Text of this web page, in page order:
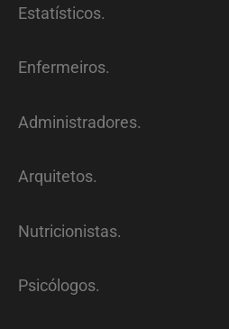
Estatísticos.
Enfermeiros.
Administradores.
Arquitetos.
Nutricionistas.
Psicólogos.